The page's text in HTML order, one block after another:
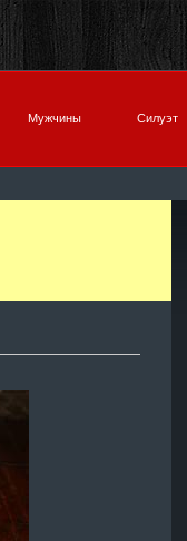
Мужчины Силуэт